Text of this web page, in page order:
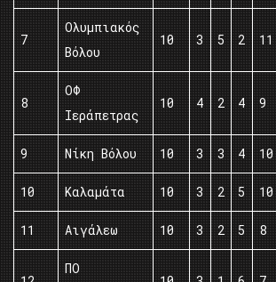
7
Ολυμπιακός
Βόλου
10 3 5 2 11
8
ΟΦ
Ιεράπετρας
10 4 2 4 9
9 Νίκη Βόλου 10 3 3 4 10
10 Καλαμάτα 10 3 2 5 10
11 Αιγάλεω 10 3 2 5 8
ΠΟ